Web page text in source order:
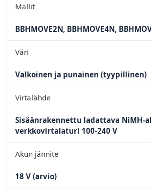
Mallit
BBHMOVE2N, BBHMOVE4N,
Väri
Valkoinen ja punainen (tyypillinen)
Virtalähde
Sisäänrakennettu ladattava NiMH-
verkkovirtalaturi 100-240 V
Akun jännite
18 V (arvio)